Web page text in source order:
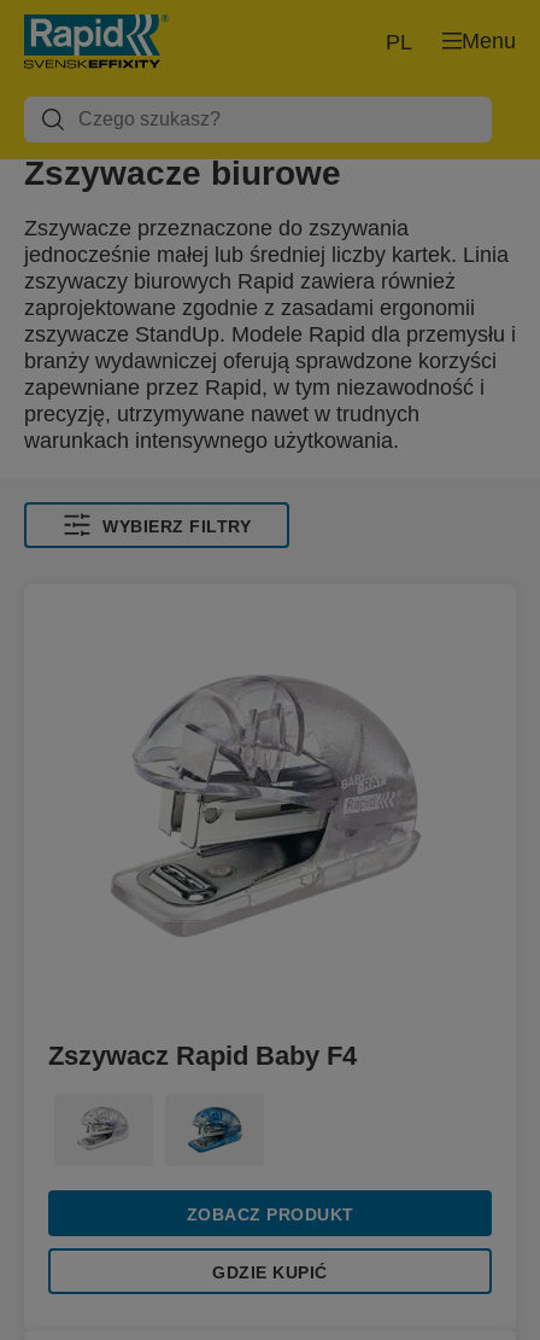
Menu
PL
Zszywacze biurowe
Zszywacze przeznaczone do zszywania
jednocześnie małej lub średniej liczby kartek. Linia
zszywaczy biurowych Rapid zawiera również
zaprojektowane zgodnie z zasadami ergonomii
zszywacze StandUp. Modele Rapid dla przemysłu i
branży wydawniczej oferują sprawdzone korzyści
zapewniane przez Rapid, w tym niezawodność i
precyzję, utrzymywane nawet w trudnych
warunkach intensywnego użytkowania.
WYBIERZ FILTRY
Zszywacz Rapid Baby F4
ZOBACZ PRODUKT
GDZIE KUPIĆ